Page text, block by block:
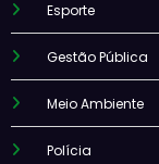
Esporte
Gestão Pública
Meio Ambiente
Polícia